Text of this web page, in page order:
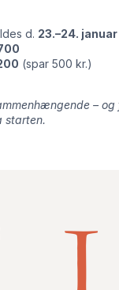
d. 23.–24.
(spar 500 kr.)
–
starten.